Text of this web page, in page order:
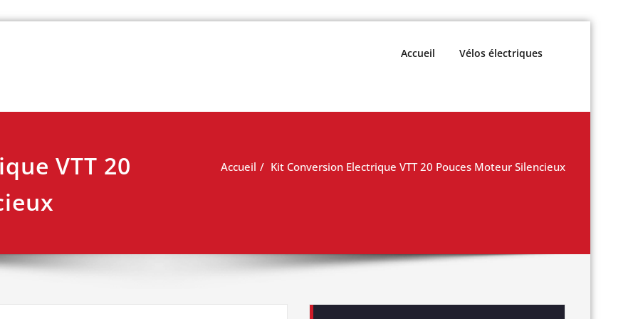
Accueil Vélos électriques
VTT 20
Accueil Kit Conversion Electrique VTT 20 Pouces Moteur Silencieux